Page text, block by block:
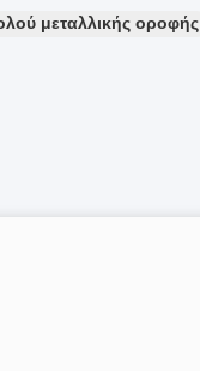
μεταλλικής οροφής